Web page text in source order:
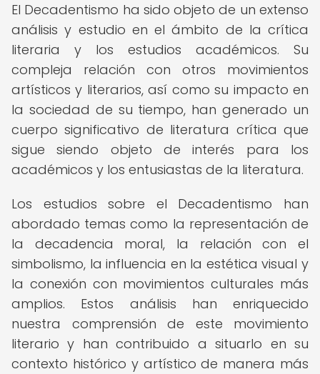
El Decadentismo ha sido objeto de un extenso
análisis y estudio en el ámbito de la crítica
literaria y los estudios académicos. Su
compleja relación con otros movimientos
artísticos y literarios, así como su impacto en
la sociedad de su tiempo, han generado un
cuerpo significativo de literatura crítica que
sigue siendo objeto de interés para los
académicos y los entusiastas de la literatura.
Los estudios sobre el Decadentismo han
abordado temas como la representación de
la decadencia moral, la relación con el
simbolismo, la influencia en la estética visual y
la conexión con movimientos culturales más
amplios. Estos análisis han enriquecido
nuestra comprensión de este movimiento
literario y han contribuido a situarlo en su
contexto histórico y artístico de manera más